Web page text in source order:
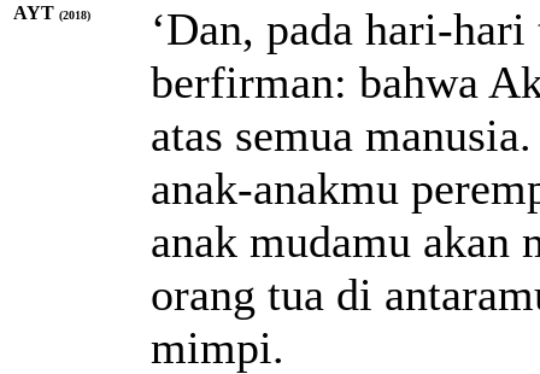
AYT (2018)
‘Dan, pada hari-
berfirman: bahwa
atas semua
anak-anakmu
anak mudamu akan
orang tua di
mimpi.